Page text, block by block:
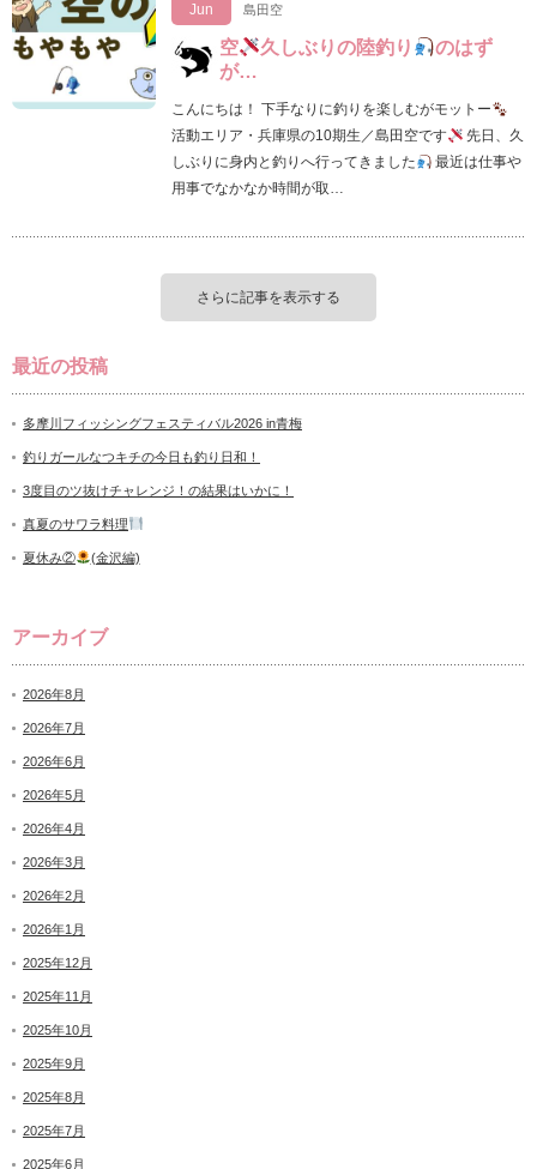
Jun
島田空
空 久しぶりの陸釣り
のはず
が…
こんにちは！ 下手なりに釣りを楽しむがモットー
活動エリア・兵庫県の10期生／島田空です
先日、久
しぶりに身内と釣りへ行ってきました
最近は仕事や
用事でなかなか時間が取…
さらに記事を表示する
最近の投稿
多摩川フィッシングフェスティバル2026 in青梅
釣りガールなつキチの今日も釣り日和！
3度目のツ抜けチャレンジ！の結果はいかに！
真夏のサワラ料理
夏休み② (金沢編)
アーカイブ
2026年8月
2026年7月
2026年6月
2026年5月
2026年4月
2026年3月
2026年2月
2026年1月
2025年12月
2025年11月
2025年10月
2025年9月
2025年8月
2025年7月
2025年6月